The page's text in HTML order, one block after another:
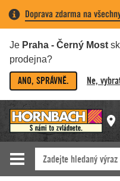
Doprava zdarma na
Je Praha - Černý Most
prodejna?
ANO, SPRÁVNĚ. Ne,